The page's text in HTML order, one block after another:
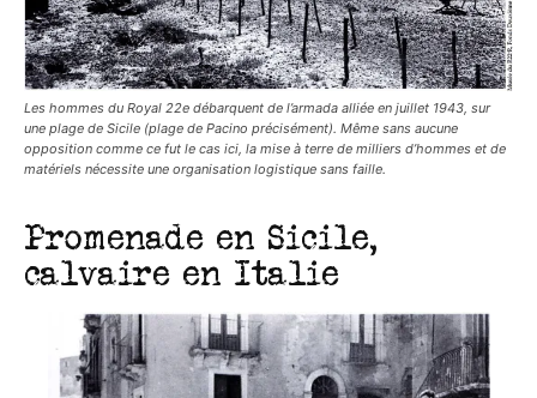
Les hommes du Royal 22e débarquent de l’armada alliée en juillet 1943, sur
une plage de Sicile (plage de Pacino précisément). Même sans aucune
opposition comme ce fut le cas ici, la mise à terre de milliers d’hommes et de
matériels nécessite une organisation logistique sans faille.
Promenade en Sicile,
calvaire en Italie